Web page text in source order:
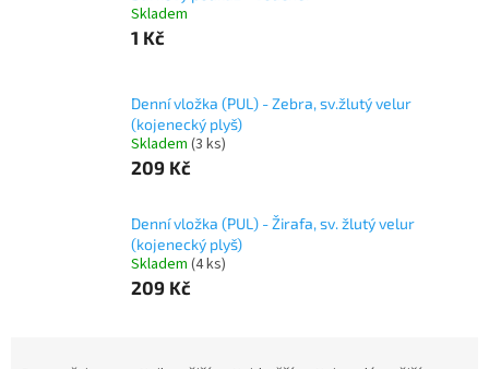
Skladem
1 Kč
Denní vložka (PUL) - Zebra, sv.žlutý velur
(kojenecký plyš)
Skladem (3 ks)
209 Kč
Denní vložka (PUL) - Žirafa, sv. žlutý velur
(kojenecký plyš)
Skladem (4 ks)
209 Kč